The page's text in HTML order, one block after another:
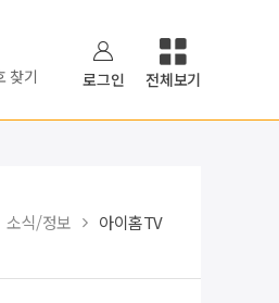
찾기
로그인 전체보기
소식/정보 아이홈TV